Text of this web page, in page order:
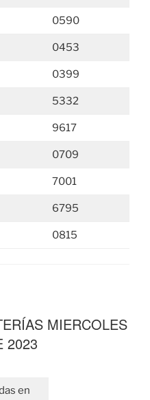
0590
0453
0399
5332
9617
0709
7001
6795
0815
MIERCOLES
2023
en